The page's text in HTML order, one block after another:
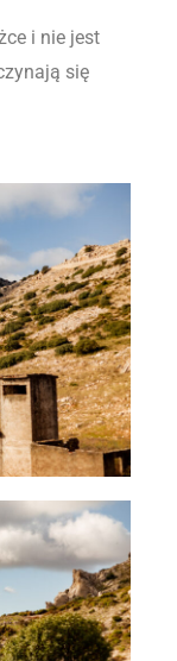
i nie jest
się